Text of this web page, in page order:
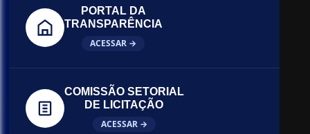
PORTAL DA
TRANSPARÊNCIA
ACESSAR →
COMISSÃO SETORIAL
DE LICITAÇÃO
ACESSAR →